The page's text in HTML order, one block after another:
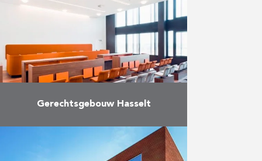
binnenschrijnwerk en de plaatsing
…
Meer
Gerechtsgebouw Hasselt
Dit prestigieuze project startte
voor Reynders al in 2006 met de
bouw van de half-ondergrondse